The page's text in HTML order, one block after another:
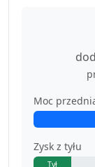
Moc
Zysk z tyłu
Tył